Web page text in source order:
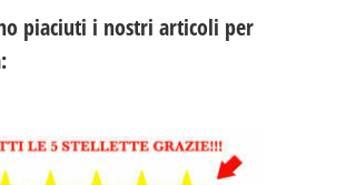
piaciuti i nostri articoli per